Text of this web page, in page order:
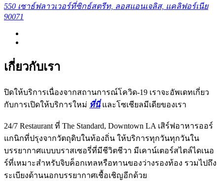
550 เซาธ์ฟลาวเวอร์ที่ซิกธ์สตรีท, ลอสแอนเจลิส, แคลิฟอร์เนีย
90071
เกี่ยวกับเรา
ปิดให้บริการเนื่องจากสถานการณ์โควิด-19 เราจะอัพเดทเกี่ยว
กับการเปิดให้บริการใหม่ ที่นี่ และโซเชียลมีเดียของเรา
24/7 Restaurant ที่ The Standard, Downtown LA เสิร์ฟอาหารออร์
แกนิกที่ปรุงจากวัตถุดิบในท้องถิ่น ให้บริการทุกวันทุกวันใน
บรรยากาศแบบบราสเซอรี่ที่มีชีวิตชีวา มีเคาน์เตอร์สไตล์ไดเนอ
ร์ที่เหมาะสำหรับจิบค็อกเทลหรือทานของว่างรองท้อง รวมไปถึง
ระเบียงด้านนอกบรรยากาศเชื้อเชิญอีกด้วย